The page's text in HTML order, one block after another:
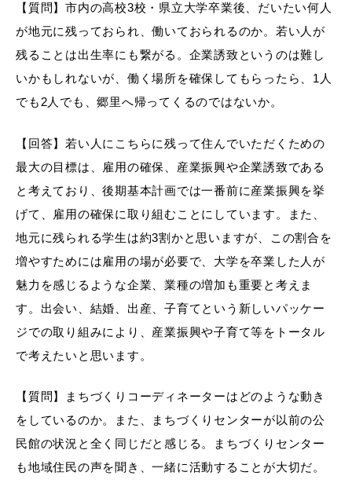
【質問】市内の高校3校・県立大学卒業後、だいたい何人
が地元に残っておられ、働いておられるのか。若い人が
残ることは出生率にも繋がる。企業誘致というのは難し
いかもしれないが、働く場所を確保してもらったら、1人
でも2人でも、郷里へ帰ってくるのではないか。
【回答】若い人にこちらに残って住んでいただくための
最大の目標は、雇用の確保、産業振興や企業誘致である
と考えており、後期基本計画では一番前に産業振興を挙
げて、雇用の確保に取り組むことにしています。また、
地元に残られる学生は約3割かと思いますが、この割合を
増やすためには雇用の場が必要で、大学を卒業した人が
魅力を感じるような企業、業種の増加も重要と考えま
す。出会い、結婚、出産、子育てという新しいパッケー
ジでの取り組みにより、産業振興や子育て等をトータル
で考えたいと思います。
【質問】まちづくりコーディネーターはどのような動き
をしているのか。また、まちづくりセンターが以前の公
民館の状況と全く同じだと感じる。まちづくりセンター
も地域住民の声を聞き、一緒に活動することが大切だ。